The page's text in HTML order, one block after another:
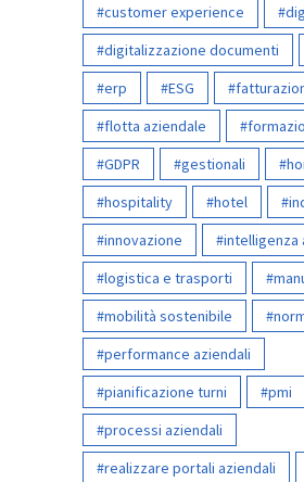
customer experience
digitalizzazione documenti
erp
ESG
flotta aziendale
GDPR
gestionali
hospitality
hotel
innovazione
intelligenza
logistica e trasporti
mobilità sostenibile
performance aziendali
pianificazione turni
pmi
processi aziendali
realizzare portali aziendali